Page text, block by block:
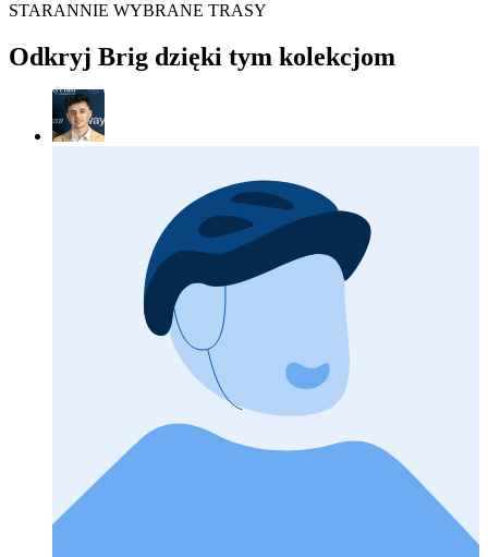
STARANNIE WYBRANE TRASY
Odkryj Brig dzięki tym kolekcjom